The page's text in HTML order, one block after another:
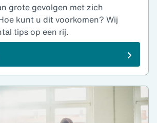
grote gevolgen met zich
kunt u dit voorkomen? Wij
tips op een rij.